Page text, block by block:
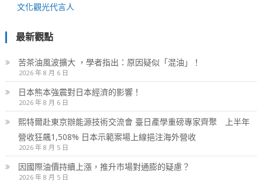
文化觀光代言人
最新觀點
苦茶油風波擴大 ，學者指出：原因疑似「混油」！
2026 年 8 月 6 日
日本熊本強震對日本經濟的影響！
2026 年 8 月 6 日
熙特爾赴東京辦能源技術交流會 臺日產學重磅專家齊聚 上半年
營收狂飆1,508% 日本示範案場上線挹注海外營收
2026 年 8 月 5 日
因國際油價持續上漲，推升市場對通膨的疑慮？
2026 年 8 月 5 日